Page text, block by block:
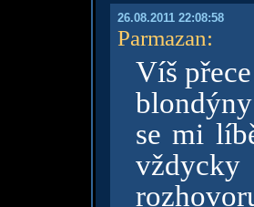
26.08.2011 22:08:58
Parmazan:
Víš
se mi
vždycky